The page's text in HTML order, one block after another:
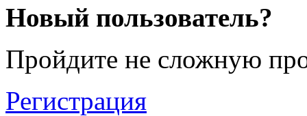
Новый пользователь?
Пройдите не сложную
Регистрация